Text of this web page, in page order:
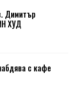
Димитър
ХУД
с кафе